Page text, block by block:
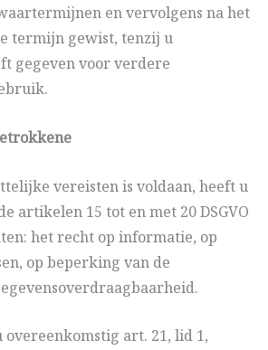
en vervolgens na het
termijn gewist, tenzij u
gegeven voor verdere
vereisten is voldaan, heeft u
artikelen 15 tot en met 20 DSGVO
het recht op informatie, op
op beperking van de
overeenkomstig art. 21, lid 1,